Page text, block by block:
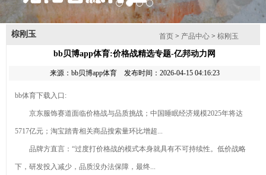
1 2 3 4
产品列表
钻石最新资
讯-快科技--科技
改动未来
2026年8月
金刚砂厂家推荐
指南：除锈金刚
产业链上的
山东好品牌丨藏
棕刚玉 首页> 产品中心> 棕刚玉
bb贝博app体育:价格战精选专题-亿邦动力网
来源： bb贝博app体育发布时间：2026-04-15 04:16:23
bb体育下载入口:
京东服饰赛道面临价格战与品质挑战；中国睡眠经济规模2025年将达
5717亿元；淘宝踏青相关商品搜索量环比增超...
品牌方直言：“过度打价格战的模式本身就具有不可持续性。低价战略
下，研发投入减少，品质没办法保障，最终...